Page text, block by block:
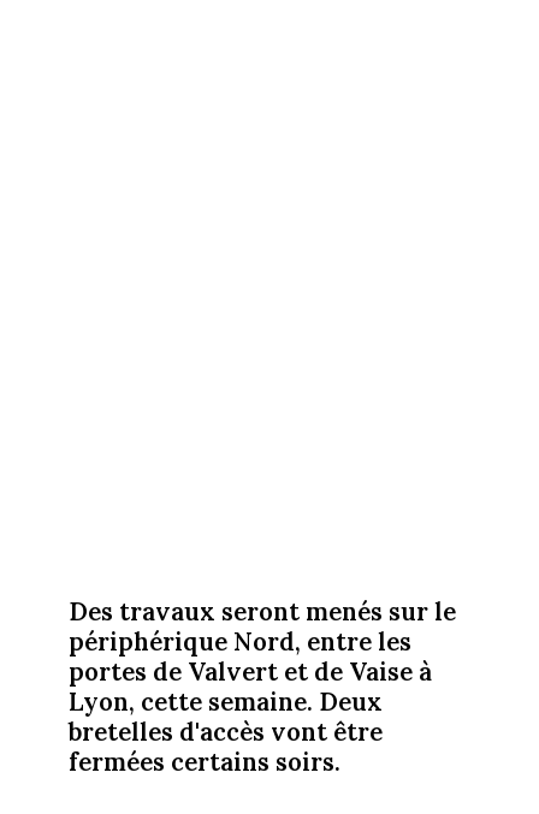
Des travaux seront menés sur le
périphérique Nord, entre les
portes de Valvert et de Vaise à
Lyon, cette semaine. Deux
bretelles d'accès vont être
fermées certains soirs.